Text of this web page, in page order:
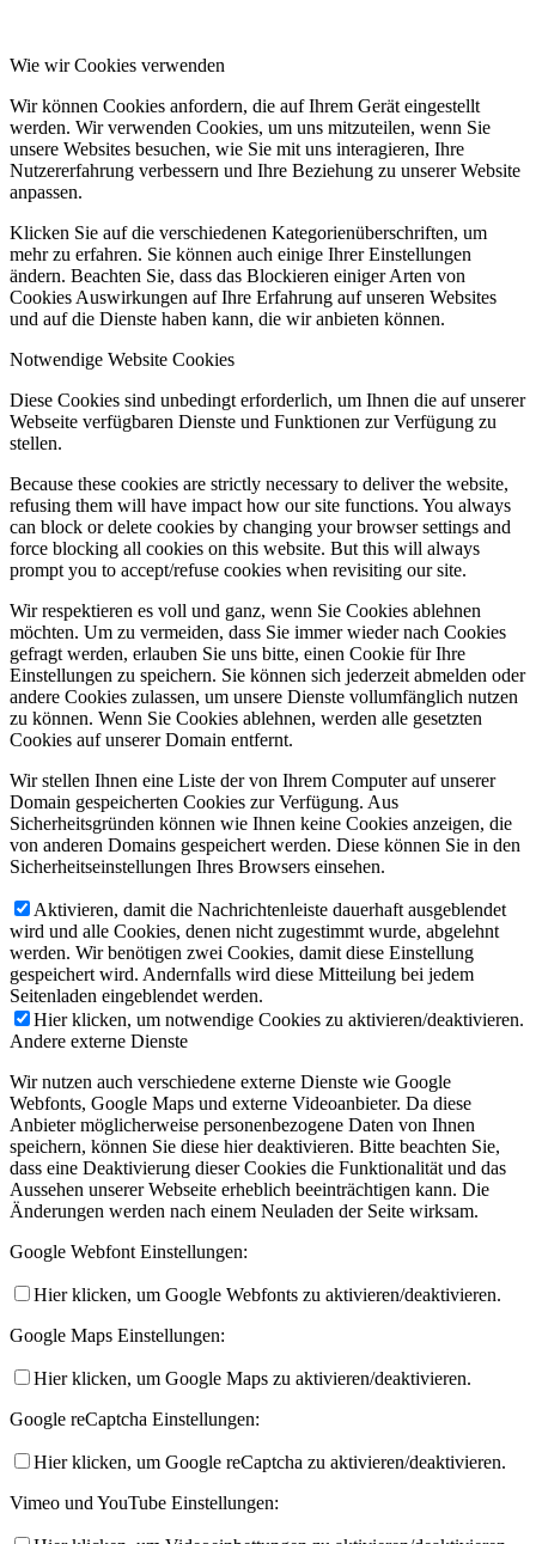
Wie wir Cookies verwenden
Wir können Cookies anfordern, die auf Ihrem Gerät eingestellt
werden. Wir verwenden Cookies, um uns mitzuteilen, wenn Sie
unsere Websites besuchen, wie Sie mit uns interagieren, Ihre
Nutzererfahrung verbessern und Ihre Beziehung zu unserer Website
anpassen.
Klicken Sie auf die verschiedenen Kategorienüberschriften, um
mehr zu erfahren. Sie können auch einige Ihrer Einstellungen
ändern. Beachten Sie, dass das Blockieren einiger Arten von
Cookies Auswirkungen auf Ihre Erfahrung auf unseren Websites
und auf die Dienste haben kann, die wir anbieten können.
Notwendige Website Cookies
Diese Cookies sind unbedingt erforderlich, um Ihnen die auf unserer
Webseite verfügbaren Dienste und Funktionen zur Verfügung zu
stellen.
Because these cookies are strictly necessary to deliver the website,
refusing them will have impact how our site functions. You always
can block or delete cookies by changing your browser settings and
force blocking all cookies on this website. But this will always
prompt you to accept/refuse cookies when revisiting our site.
Wir respektieren es voll und ganz, wenn Sie Cookies ablehnen
möchten. Um zu vermeiden, dass Sie immer wieder nach Cookies
gefragt werden, erlauben Sie uns bitte, einen Cookie für Ihre
Einstellungen zu speichern. Sie können sich jederzeit abmelden oder
andere Cookies zulassen, um unsere Dienste vollumfänglich nutzen
zu können. Wenn Sie Cookies ablehnen, werden alle gesetzten
Cookies auf unserer Domain entfernt.
Wir stellen Ihnen eine Liste der von Ihrem Computer auf unserer
Domain gespeicherten Cookies zur Verfügung. Aus
Sicherheitsgründen können wie Ihnen keine Cookies anzeigen, die
von anderen Domains gespeichert werden. Diese können Sie in den
Sicherheitseinstellungen Ihres Browsers einsehen.
Aktivieren, damit die Nachrichtenleiste dauerhaft ausgeblendet
wird und alle Cookies, denen nicht zugestimmt wurde, abgelehnt
werden. Wir benötigen zwei Cookies, damit diese Einstellung
gespeichert wird. Andernfalls wird diese Mitteilung bei jedem
Seitenladen eingeblendet werden.
Hier klicken, um notwendige Cookies zu aktivieren/deaktivieren.
Andere externe Dienste
Wir nutzen auch verschiedene externe Dienste wie Google
Webfonts, Google Maps und externe Videoanbieter. Da diese
Anbieter möglicherweise personenbezogene Daten von Ihnen
speichern, können Sie diese hier deaktivieren. Bitte beachten Sie,
dass eine Deaktivierung dieser Cookies die Funktionalität und das
Aussehen unserer Webseite erheblich beeinträchtigen kann. Die
Änderungen werden nach einem Neuladen der Seite wirksam.
Google Webfont Einstellungen:
Hier klicken, um Google Webfonts zu aktivieren/deaktivieren.
Google Maps Einstellungen:
Hier klicken, um Google Maps zu aktivieren/deaktivieren.
Google reCaptcha Einstellungen:
Hier klicken, um Google reCaptcha zu aktivieren/deaktivieren.
Vimeo und YouTube Einstellungen: